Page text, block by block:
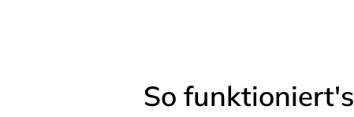
So funktioniert's